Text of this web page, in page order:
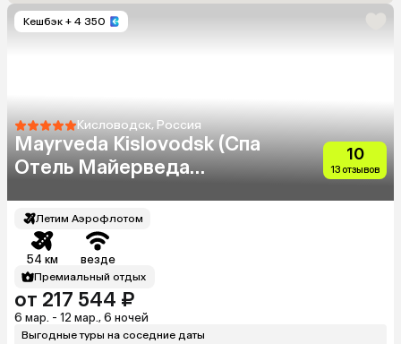
Кешбэк + 4 350
Кисловодск, Россия
Mayrveda Kislovodsk (Спа
Отель Майерведа
10
13 отзывов
Летим Аэрофлотом
54 км везде
Премиальный отдых
от 217 544 ₽
6 мар. - 12 мар., 6 ночей
Выгодные туры на соседние даты